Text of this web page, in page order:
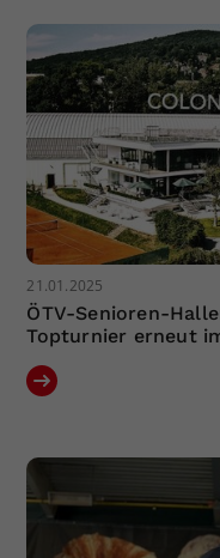
21.01.2025
ÖTV-Senioren-
Topturnier erneut